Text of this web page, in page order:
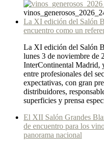
La XI edición del Salón
encuentro como un
La XI edición del Salón
lunes 3 de noviembre de
InterContinental Madrid,
entre profesionales del
expectativas, con gran
distribuidores,
superficies y prensa
El XII Salón Grandes
de encuentro para los
panorama nacional